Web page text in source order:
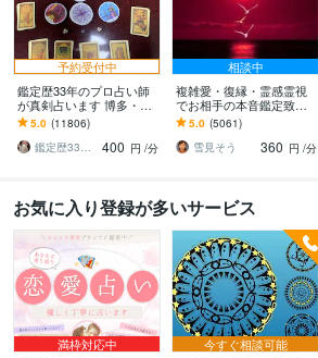
予約受付中
鑑定歴33年のプロ占い師
が真剣占います 博多・廓
屋の純血統占い祈願師
雷鳥
5.0 (11806)
鑑定歴33年のプロ占い師 雷鳥
400 円 /分
相談中
複雑愛・復縁・霊感霊視
でお相手の本音鑑定致し
ます 降りて来た言葉をそ
のままお伝えします。
5.0 (5061)
雪見そう
360 円 /分
お気に入り登録が多いサービス
満枠対応中
今すぐ相談可能